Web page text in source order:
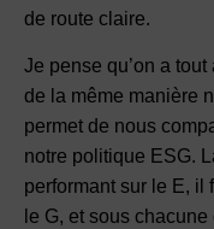
de route claire.
Je pense qu’on a
de la même manière
permet de nous
notre politique ESG.
performant sur le E, il
le G, et sous